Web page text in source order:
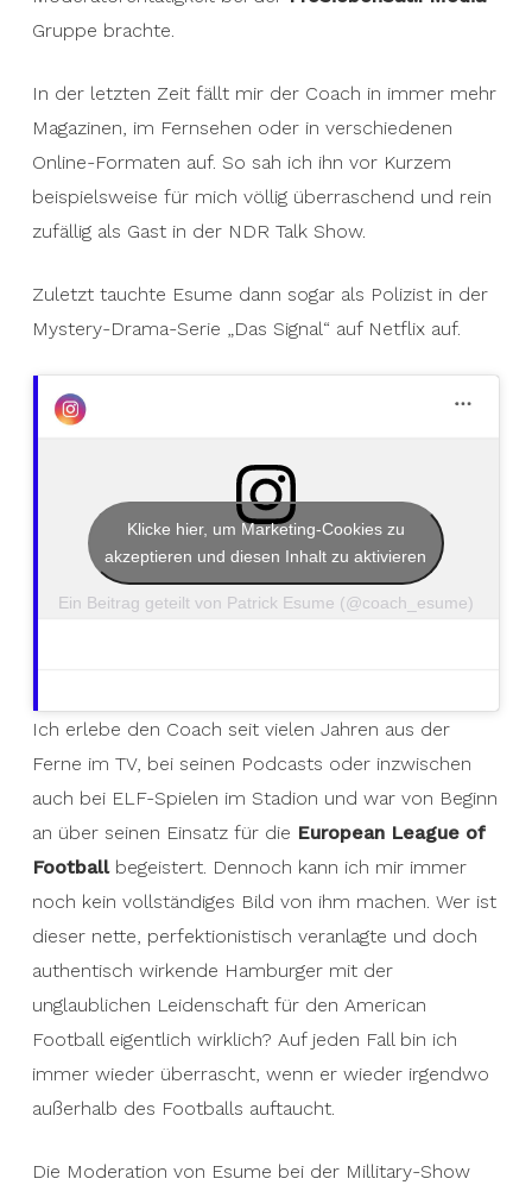
Gruppe brachte.
In der letzten Zeit fällt mir der Coach in immer mehr
Magazinen, im Fernsehen oder in verschiedenen
Online-Formaten auf. So sah ich ihn vor Kurzem
beispielsweise für mich völlig überraschend und rein
zufällig als Gast in der NDR Talk Show.
Zuletzt tauchte Esume dann sogar als Polizist in der
Mystery-Drama-Serie „Das Signal“ auf Netflix auf.
Ein Beitrag geteilt von Patrick Esume (@coach_esume)
Klicke hier, um Marketing-Cookies zu
akzeptieren und diesen Inhalt zu aktivieren
Ich erlebe den Coach seit vielen Jahren aus der
Ferne im TV, bei seinen Podcasts oder inzwischen
auch bei ELF-Spielen im Stadion und war von Beginn
an über seinen Einsatz für die European League of
Footballbegeistert. Dennoch kann ich mir immer
noch kein vollständiges Bild von ihm machen. Wer ist
dieser nette, perfektionistisch veranlagte und doch
authentisch wirkende Hamburger mit der
unglaublichen Leidenschaft für den American
Football eigentlich wirklich? Auf jeden Fall bin ich
immer wieder überrascht, wenn er wieder irgendwo
außerhalb des Footballs auftaucht.
Die Moderation von Esume bei der Millitary-Show